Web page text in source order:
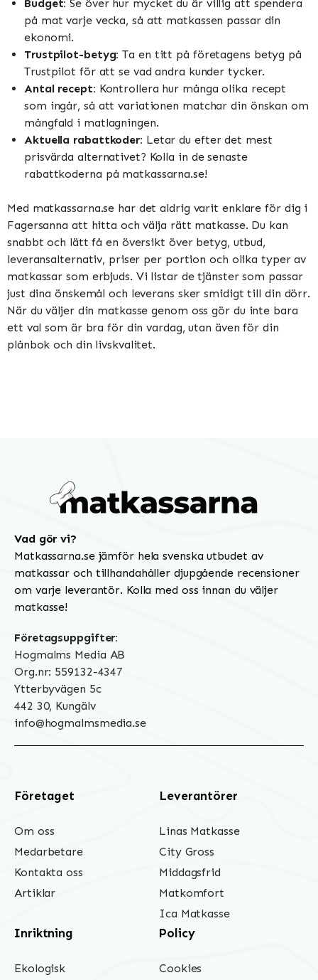
Budget: Se över hur mycket du är villig att spendera
på mat varje vecka, så att matkassen passar din
ekonomi.
Trustpilot-betyg: Ta en titt på företagens betyg på
Trustpilot för att se vad andra kunder tycker.
Antal recept: Kontrollera hur många olika recept
som ingår, så att variationen matchar din önskan om
mångfald i matlagningen.
Aktuella rabattkoder: Letar du efter det mest
prisvärda alternativet? Kolla in de senaste
rabattkoderna på matkassarna.se!
Med matkassarna.se har det aldrig varit enklare för dig i
Fagersanna att hitta och välja rätt matkasse. Du kan
snabbt och lätt få en översikt över betyg, utbud,
leveransalternativ, priser per portion och olika typer av
matkassar som erbjuds. Vi listar de tjänster som passar
just dina önskemål och leverans sker smidigt till din dörr.
När du väljer din matkasse genom oss gör du inte bara
ett val som är bra för din vardag, utan även för din
plånbok och din livskvalitet.
Vad gör vi?
Matkassarna.se jämför hela svenska utbudet av
matkassar och tillhandahåller djupgående recensioner
om varje leverantör. Kolla med oss innan du väljer
matkasse!
Företagsuppgifter:
Hogmalms Media AB
Org.nr: 559132-4347
Ytterbyvägen 5c
442 30, Kungälv
info@hogmalmsmedia.se
Företaget
Om oss
Medarbetare
Kontakta oss
Artiklar
Leverantörer
Linas Matkasse
City Gross
Middagsfrid
Matkomfort
Ica Matkasse
Inriktning
Ekologisk
Policy
Cookies